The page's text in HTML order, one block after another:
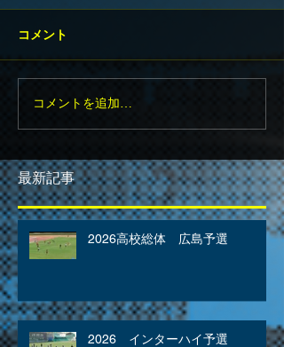
コメント
コメントを追加…
最新記事
2026高校総体 広島予選
2026 インターハイ予選